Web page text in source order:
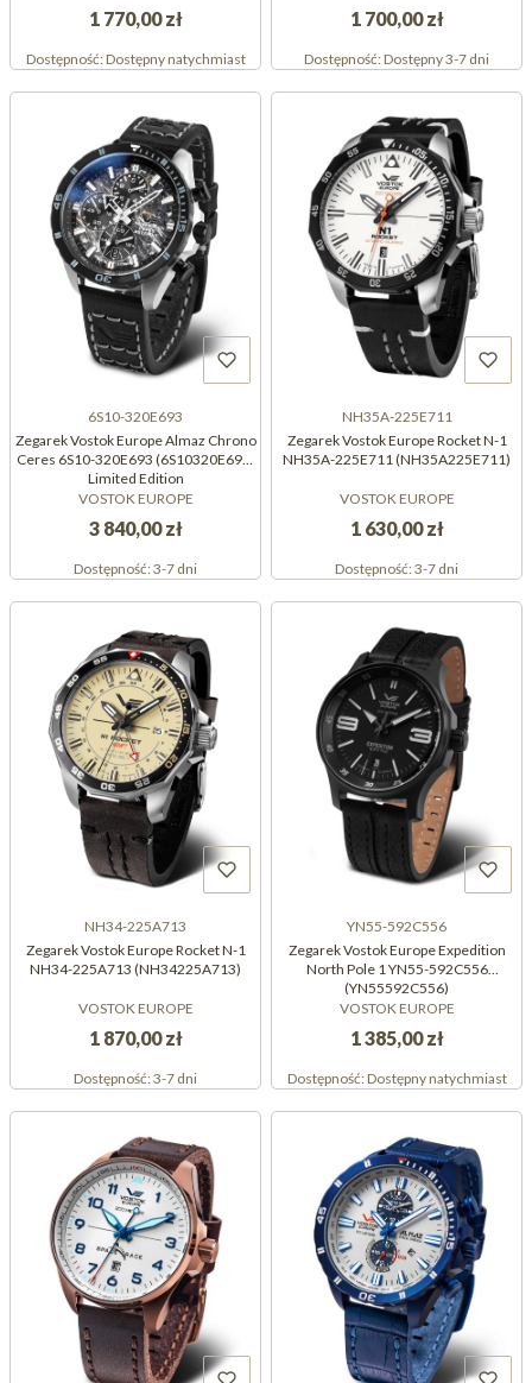
1 770,00 zł
Dostępność:Dostępny natychmiast
1 700,00 zł
Dostępność:Dostępny 3-7 dni
6S10-320E693
Zegarek Vostok Europe Almaz Chrono
Ceres 6S10-320E693 (6S10320E693)
Limited Edition
VOSTOK EUROPE
3 840,00 zł
Dostępność:3-7 dni
NH35A-225E711
Zegarek Vostok Europe Rocket N-1
NH35A-225E711 (NH35A225E711)
VOSTOK EUROPE
1 630,00 zł
Dostępność:3-7 dni
NH34-225A713
Zegarek Vostok Europe Rocket N-1
NH34-225A713 (NH34225A713)
VOSTOK EUROPE
1 870,00 zł
Dostępność:3-7 dni
YN55-592C556
Zegarek Vostok Europe Expedition
North Pole 1 YN55-592C556
(YN55592C556)
VOSTOK EUROPE
1 385,00 zł
Dostępność:Dostępny natychmiast